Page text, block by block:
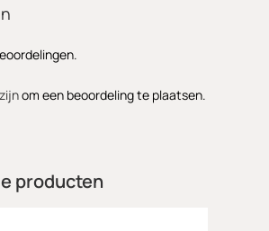
om een beoordeling te plaatsen.
producten